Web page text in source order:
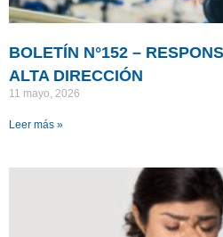
BOLETÍN N°152 –
ALTA DIRECCIÓN
11 mayo, 2026
Leer más »